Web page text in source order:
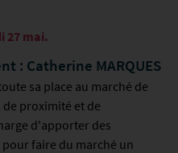
27 mai.
: Catherine MARQUES
sa place au marché de
proximité et de
d'apporter des
faire du marché un